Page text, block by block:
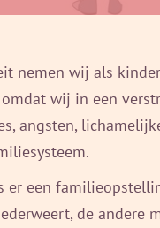
nemen wij als
wij in een
angsten,
er een
de andere